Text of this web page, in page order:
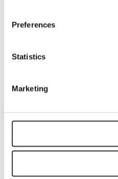
Preferences
Statistics
Marketing